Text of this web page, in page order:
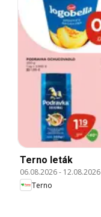
Terno leták
06.08.2026- 12.08.2026
Terno